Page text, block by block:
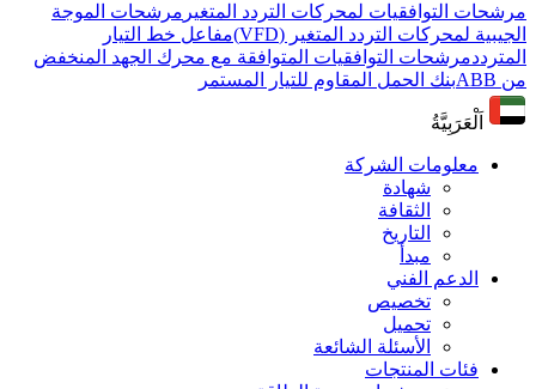
مرشحات التوافقيات لمحركات التردد المتغير مرشحات الموجة
الجيبية لمحركات التردد المتغير (VFD)
مفاعل خط التيار
المترددمرشحات التوافقيات المتوافقة مع محرك الجهد المنخفض
من ABB
بنك الحمل المقاوم للتيار المستمر
اَلْعَرَبِيَّةُ
معلومات الشركة
شهادة
الثقافة
التاريخ
مبدأ
الدعم الفني
تخصيص
تحميل
الأسئلة الشائعة
فئات المنتجات